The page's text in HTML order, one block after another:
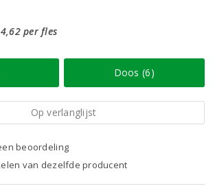
per fles
Doos (6)
Op verlanglijst
beoordeling
van dezelfde producent